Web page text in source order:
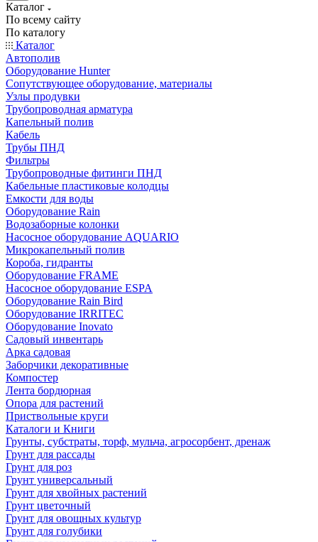
Каталог
По всему сайту
По каталогу
Каталог
Автополив
Оборудование Hunter
Сопутствующее оборудование, материалы
Узлы продувки
Трубопроводная арматура
Капельный полив
Кабель
Трубы ПНД
Фильтры
Трубопроводные фитинги ПНД
Кабельные пластиковые колодцы
Емкости для воды
Оборудование Rain
Водозаборные колонки
Насосное оборудование AQUARIO
Микрокапельный полив
Короба, гидранты
Оборудование FRAME
Насосное оборудование ESPA
Оборудование Rain Bird
Оборудование IRRITEC
Оборудование Inovato
Садовый инвентарь
Арка садовая
Заборчики декоративные
Компостер
Лента бордюрная
Опора для растений
Приствольные круги
Каталоги и Книги
Грунты, субстраты, торф, мульча, агросорбент, дренаж
Грунт для рассады
Грунт для роз
Грунт универсальный
Грунт для хвойных растений
Грунт цветочный
Грунт для овощных культур
Грунт для голубики